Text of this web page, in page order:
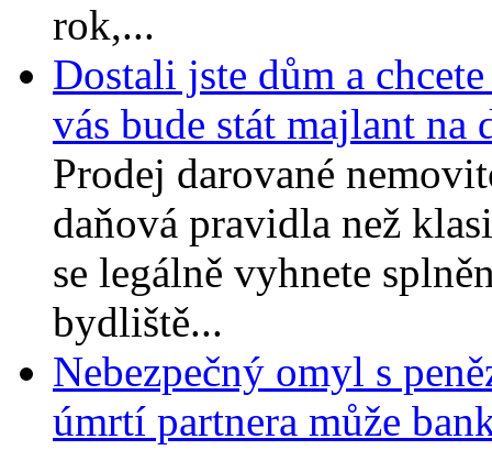
rok,...
Dostali jste dům a
vás bude stát majlant na
Prodej darované
daňová pravidla než
se legálně vyhnete
bydliště...
Nebezpečný omyl s
úmrtí partnera může